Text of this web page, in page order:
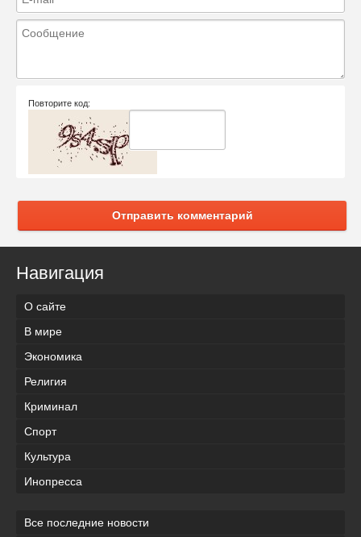
Повторите код:
Отправить комментарий
Навигация
О сайте
В мире
Экономика
Религия
Криминал
Спорт
Культура
Инопресса
Все последние новости